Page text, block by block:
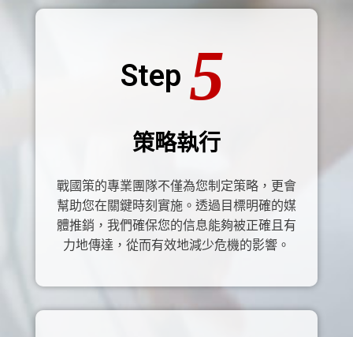
Step 5
策略執行
戰國策的專業團隊不僅為您制定策略，更會
幫助您在關鍵時刻實施。透過目標明確的媒
體推銷，我們確保您的信息能夠被正確且有
力地傳達，從而有效地減少危機的影響。